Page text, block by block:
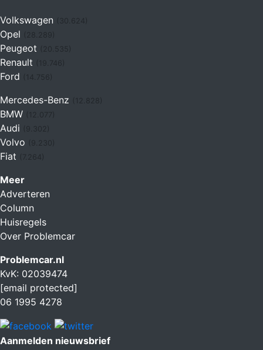
Volkswagen (30.624)
Opel
Peugeot
Renault (19.746)
Ford (14.756)
Mercedes-Benz
BMW
Audi
Volvo
Fiat (7.264)
Meer
Adverteren
Column
Huisregels
Over Problemcar
Problemcar.nl
KvK: 02039474
[email protected]
06 1995 4278
Aanmelden nieuwsbrief